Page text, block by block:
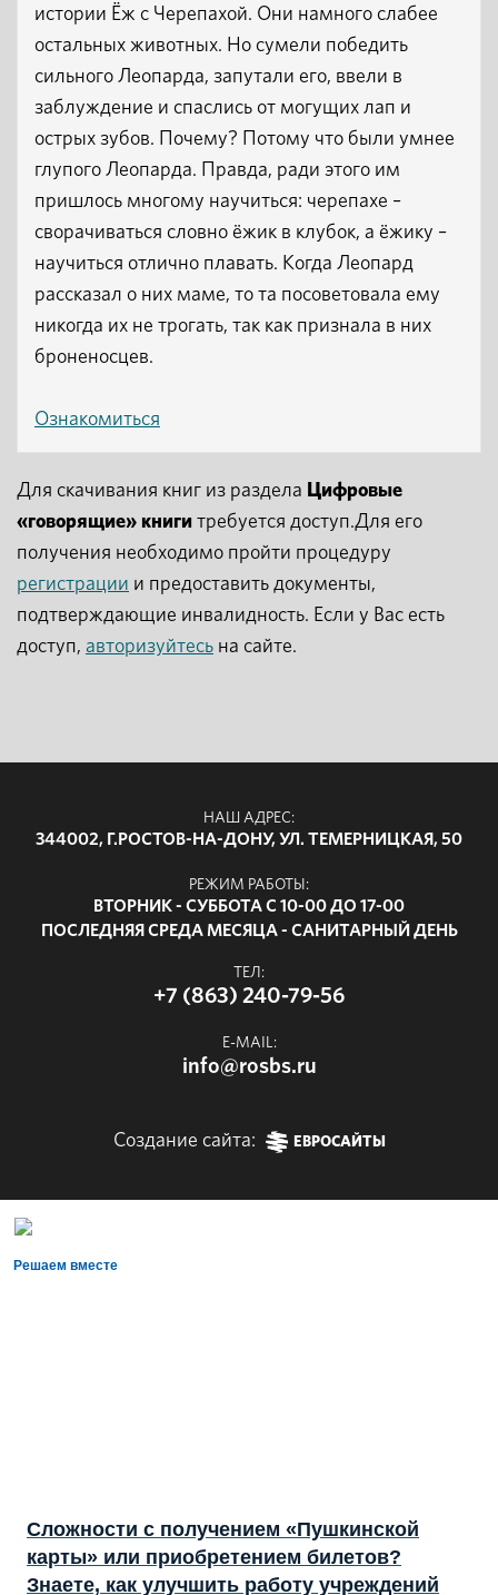
истории Ёж с Черепахой. Они намного слабее
остальных животных. Но сумели победить
сильного Леопарда, запутали его, ввели в
заблуждение и спаслись от могущих лап и
острых зубов. Почему? Потому что были умнее
глупого Леопарда. Правда, ради этого им
пришлось многому научиться: черепахе –
сворачиваться словно ёжик в клубок, а ёжику –
научиться отлично плавать. Когда Леопард
рассказал о них маме, то та посоветовала ему
никогда их не трогать, так как признала в них
броненосцев.
Ознакомиться
Для скачивания книг из раздела Цифровые
«говорящие» книги требуется доступ.Для его
получения необходимо пройти процедуру
регистрации и предоставить документы,
подтверждающие инвалидность. Если у Вас есть
доступ, авторизуйтесь на сайте.
НАШ АДРЕС:
344002, Г.РОСТОВ-НА-ДОНУ, УЛ. ТЕМЕРНИЦКАЯ, 50
РЕЖИМ РАБОТЫ:
ВТОРНИК - СУББОТА С 10-00 ДО 17-00
ПОСЛЕДНЯЯ СРЕДА МЕСЯЦА - САНИТАРНЫЙ ДЕНЬ
ТЕЛ:
+7 (863) 240-79-56
E-MAIL:
info@rosbs.ru
Создание сайта: ЕВРОСАЙТЫ
Решаем вместе
Сложности с получением «Пушкинской
карты» или приобретением билетов?
Знаете, как улучшить работу учреждений